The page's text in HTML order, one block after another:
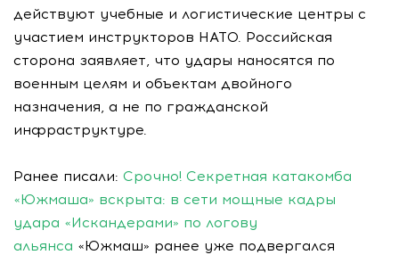
действуют учебные и логистические центры с
участием инструкторов НАТО. Российская
сторона заявляет, что удары наносятся по
военным целям и объектам двойного
назначения, а не по гражданской
инфраструктуре.
Ранее писали: Срочно! Секретная катакомба
«Южмаша» вскрыта: в сети мощные кадры
удара «Искандерами» по логову
альянса «Южмаш» ранее уже подвергался